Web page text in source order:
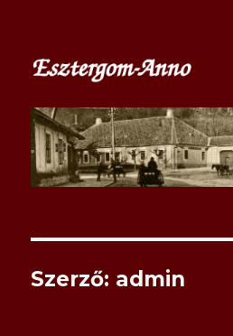
esztergom-
Szerző: admin